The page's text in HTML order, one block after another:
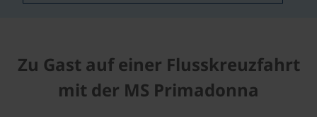
Zu Gast auf einer Flusskreuzfahrt
mit der MS Primadonna